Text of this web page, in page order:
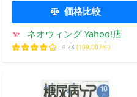
価格比較
ネオウィング Yahoo!店
4.28 (109,007件)